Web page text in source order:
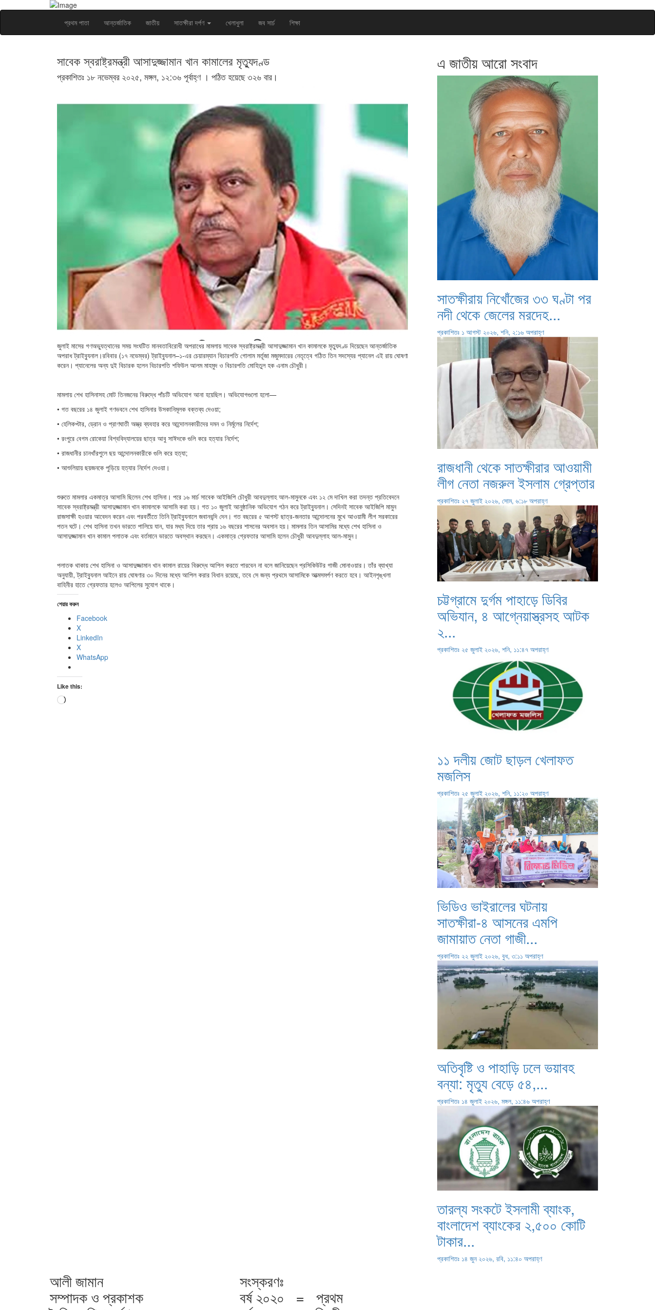
প্রথম পাতা আন্তর্জাতিক জাতীয় সাতক্ষীরা দর্পণ খেলাধুলা জব সার্চ শিক্ষা
সাবেক স্বরাষ্ট্রমন্ত্রী আসাদুজ্জামান খান কামালের মৃত্যুদণ্ড
প্রকাশিতঃ ১৮ নভেম্বর ২০২৫, মঙ্গল, ১২:৩৬ পূর্বাহ্ণ । পঠিত হয়েছে ৩২৬ বার।
জুলাই মাসের গণঅভ্যুত্থানের সময় সংঘটিত মানবতাবিরোধী অপরাধের মামলায় সাবেক স্বরাষ্ট্রমন্ত্রী আসাদুজ্জামান খান কামালকে মৃত্যুদণ্ড দিয়েছেন আন্তর্জাতিক
অপরাধ ট্রাইব্যুনাল।রবিবার (১৭ নভেম্বর) ট্রাইব্যুনাল–১-এর চেয়ারম্যান বিচারপতি গোলাম মর্তূজা মজুমদারের নেতৃত্বে গঠিত তিন সদস্যের প্যানেল এই রায় ঘোষণা
করেন। প্যানেলের অন্য দুই বিচারক হলেন বিচারপতি শফিউল আলম মাহমুদ ও বিচারপতি মোহিতুল হক এনাম চৌধুরী।
মামলায় শেখ হাসিনাসহ মোট তিনজনের বিরুদ্ধে পাঁচটি অভিযোগ আনা হয়েছিল। অভিযোগগুলো হলো—
• গত বছরের ১৪ জুলাই গণভবনে শেখ হাসিনার উসকানিমূলক বক্তব্য দেওয়া;
• হেলিকপ্টার, ড্রোন ও প্রাণঘাতী অস্ত্র ব্যবহার করে আন্দোলনকারীদের দমন ও নির্মূলের নির্দেশ;
• রংপুরে বেগম রোকেয়া বিশ্ববিদ্যালয়ের ছাত্র আবু সাঈদকে গুলি করে হত্যার নির্দেশ;
• রাজধানীর চানখাঁরপুলে ছয় আন্দোলনকারীকে গুলি করে হত্যা;
• আশুলিয়ায় ছয়জনকে পুড়িয়ে হত্যার নির্দেশ দেওয়া।
শুরুতে মামলার একমাত্র আসামি ছিলেন শেখ হাসিনা। পরে ১৬ মার্চ সাবেক আইজিপি চৌধুরী আবদুল্লাহ আল-মামুনকে এবং ১২ মে দাখিল করা তদন্ত প্রতিবেদনে
সাবেক স্বরাষ্ট্রমন্ত্রী আসাদুজ্জামান খান কামালকে আসামি করা হয়। গত ১০ জুলাই আনুষ্ঠানিক অভিযোগ গঠন করে ট্রাইব্যুনাল। সেদিনই সাবেক আইজিপি মামুন
রাজসাক্ষী হওয়ার আবেদন করেন এবং পরবর্তীতে তিনি ট্রাইব্যুনালে জবানবন্দি দেন। গত বছরের ৫ আগস্ট ছাত্র-জনতার আন্দোলনের মুখে আওয়ামী লীগ সরকারের
পতন ঘটে। শেখ হাসিনা তখন ভারতে পালিয়ে যান, যার মধ্য দিয়ে তার প্রায় ১৬ বছরের শাসনের অবসান হয়। মামলার তিন আসামির মধ্যে শেখ হাসিনা ও
আসাদুজ্জামান খান কামাল পলাতক এবং বর্তমানে ভারতে অবস্থান করছেন। একমাত্র গ্রেফতার আসামি হলেন চৌধুরী আবদুল্লাহ আল-মামুন।
পলাতক থাকায় শেখ হাসিনা ও আসাদুজ্জামান খান কামাল রায়ের বিরুদ্ধে আপিল করতে পারবেন না বলে জানিয়েছেন প্রসিকিউটর গাজী মোনাওয়ার। তাঁর ব্যাখ্যা
অনুযায়ী, ট্রাইব্যুনাল আইনে রায় ঘোষণার ৩০ দিনের মধ্যে আপিল করার বিধান রয়েছে, তবে সে জন্য প্রথমে আসামিকে আত্মসমর্পণ করতে হবে। আইনশৃঙ্খলা
বাহিনীর হাতে গ্রেফতার হলেও আপিলের সুযোগ থাকে।
শেয়ার করুন
Facebook
X
LinkedIn
X
WhatsApp
Like this:
Loading…
এ জাতীয় আরো সংবাদ
সাতক্ষীরায় নিখোঁজের ৩৩ ঘণ্টা পর
নদী থেকে জেলের মরদেহ...
প্রকাশিতঃ ১ আগস্ট ২০২৬, শনি, ২:১৬ অপরাহ্ণ
রাজধানী থেকে সাতক্ষীরার আওয়ামী
লীগ নেতা নজরুল ইসলাম গ্রেপ্তার
প্রকাশিতঃ ২৭ জুলাই ২০২৬, সোম, ৬:১৮ অপরাহ্ণ
চট্টগ্রামে দুর্গম পাহাড়ে ডিবির
অভিযান, ৪ আগ্নেয়াস্ত্রসহ আটক
২...
প্রকাশিতঃ ২৫ জুলাই ২০২৬, শনি, ১১:৪৭ অপরাহ্ণ
১১ দলীয় জোট ছাড়ল খেলাফত
মজলিস
প্রকাশিতঃ ২৫ জুলাই ২০২৬, শনি, ১১:২০ অপরাহ্ণ
ভিডিও ভাইরালের ঘটনায়
সাতক্ষীরা-৪ আসনের এমপি
জামায়াত নেতা গাজী...
প্রকাশিতঃ ২২ জুলাই ২০২৬, বুধ, ৩:১১ অপরাহ্ণ
অতিবৃষ্টি ও পাহাড়ি ঢলে ভয়াবহ
বন্যা: মৃত্যু বেড়ে ৫৪,...
প্রকাশিতঃ ১৪ জুলাই ২০২৬, মঙ্গল, ১১:৪৬ অপরাহ্ণ
তারল্য সংকটে ইসলামী ব্যাংক,
বাংলাদেশ ব্যাংকের ২,৫০০ কোটি
টাকার...
প্রকাশিতঃ ১৪ জুন ২০২৬, রবি, ১১:৪০ অপরাহ্ণ
আলী জামান
সম্পাদক ও প্রকাশক
সংস্করণঃ
বর্ষ ২০২০ = প্রথম